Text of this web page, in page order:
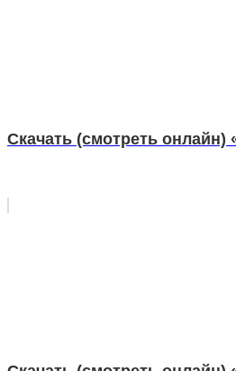
Скачать (смотреть онлайн)